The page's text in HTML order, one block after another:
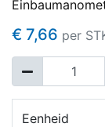
€ 7,66 per
Eenheid